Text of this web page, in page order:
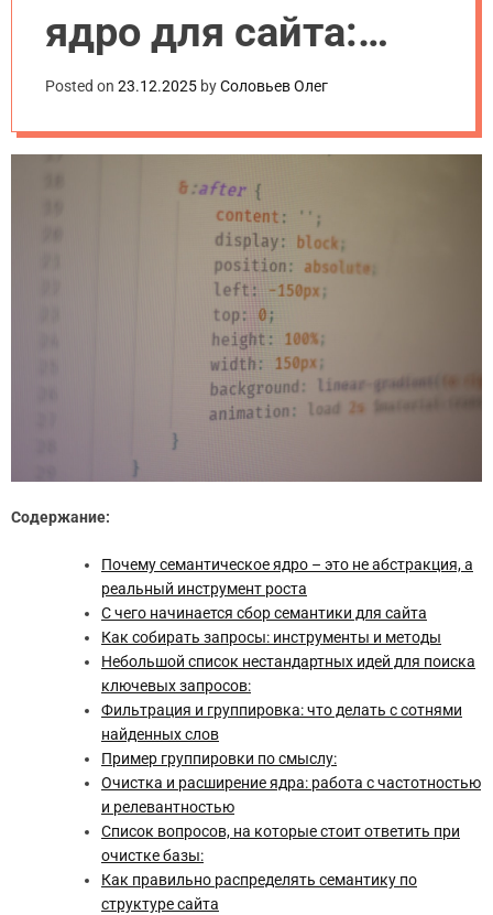
ядро для сайта:
пошаговый гайд
Posted on 23.12.2025 byСоловьев Олег
Содержание:
Почему семантическое ядро – это не абстракция, а
реальный инструмент роста
С чего начинается сбор семантики для сайта
Как собирать запросы: инструменты и методы
Небольшой список нестандартных идей для поиска
ключевых запросов:
Фильтрация и группировка: что делать с сотнями
найденных слов
Пример группировки по смыслу:
Очистка и расширение ядра: работа с частотностью
и релевантностью
Список вопросов, на которые стоит ответить при
очистке базы:
Как правильно распределять семантику по
структуре сайта